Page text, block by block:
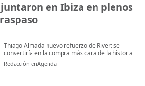
en Ibiza en plenos
Thiago Almada nuevo refuerzo de River: se
convertiría en la compra más cara de la historia
Redacción enAgenda